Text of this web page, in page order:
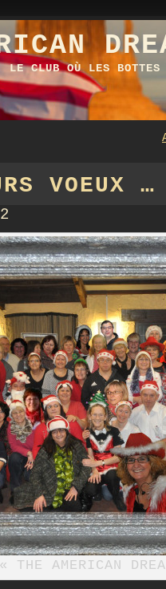
LE CLUB OÙ LES BOTTES
VOEUX …
AMERICAN